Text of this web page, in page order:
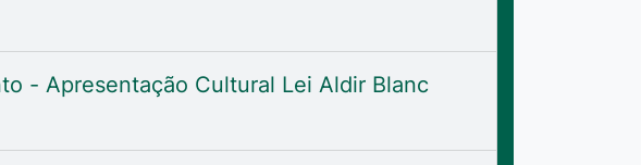
- Apresentação Cultural Lei Aldir Blanc